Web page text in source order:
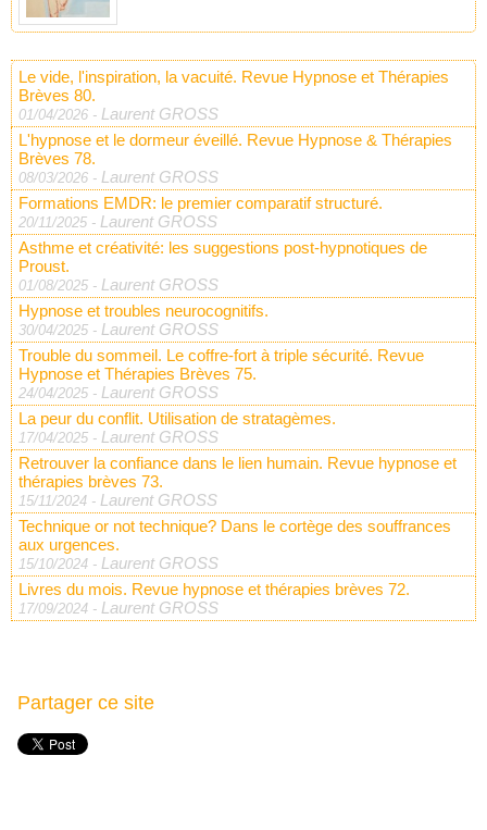
Le vide, l'inspiration, la vacuité. Revue Hypnose et Thérapies
Brèves 80.
01/04/2026 - Laurent GROSS
L'hypnose et le dormeur éveillé. Revue Hypnose & Thérapies
Brèves 78.
08/03/2026 - Laurent GROSS
Formations EMDR: le premier comparatif structuré.
20/11/2025 - Laurent GROSS
Asthme et créativité: les suggestions post-hypnotiques de
Proust.
01/08/2025 - Laurent GROSS
Hypnose et troubles neurocognitifs.
30/04/2025 - Laurent GROSS
Trouble du sommeil. Le coffre-fort à triple sécurité. Revue
Hypnose et Thérapies Brèves 75.
24/04/2025 - Laurent GROSS
La peur du conflit. Utilisation de stratagèmes.
17/04/2025 - Laurent GROSS
Retrouver la confiance dans le lien humain. Revue hypnose et
thérapies brèves 73.
15/11/2024 - Laurent GROSS
Technique or not technique? Dans le cortège des souffrances
aux urgences.
15/10/2024 - Laurent GROSS
Livres du mois. Revue hypnose et thérapies brèves 72.
17/09/2024 - Laurent GROSS
Partager ce site